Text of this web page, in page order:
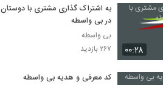
۰۰:۲۸
به اشتراک گذاری مشتری با دوستان
در بی واسطه
بی واسطه
۲۶۷ بازدید
کد معرفی و هدیه بی واسطه